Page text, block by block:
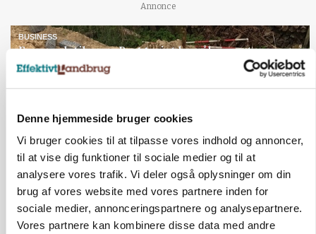
Denne hjemmeside bruger cookies
Vi bruger cookies til at tilpasse vores indhold og annoncer,
til at vise dig funktioner til sociale medier og til at
analysere vores trafik. Vi deler også oplysninger om din
brug af vores website med vores partnere inden for
sociale medier, annonceringspartnere og analysepartnere.
Vores partnere kan kombinere disse data med andre
Annonce
BUSINESS
Fra mark til mur: Byggeriet kan åbne nyt
marked for biokul
Loading...